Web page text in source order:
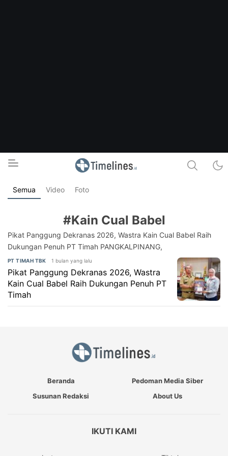
Timelines.id
Media Literasi, Sejarah & Budaya
Semua Video Foto
#Kain Cual Babel
Pikat Panggung Dekranas 2026, Wastra Kain Cual Babel Raih
Dukungan Penuh PT Timah PANGKALPINANG,
PT TIMAH TBK 1 bulan yang lalu
Pikat Panggung Dekranas 2026, Wastra
Kain Cual Babel Raih Dukungan Penuh PT
Timah
Beranda
Pedoman Media Siber
Susunan Redaksi
About Us
IKUTI KAMI